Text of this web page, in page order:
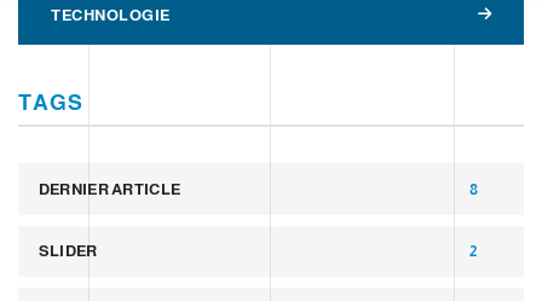
TECHNOLOGIE
TAGS
DERNIER ARTICLE 8
SLIDER 2